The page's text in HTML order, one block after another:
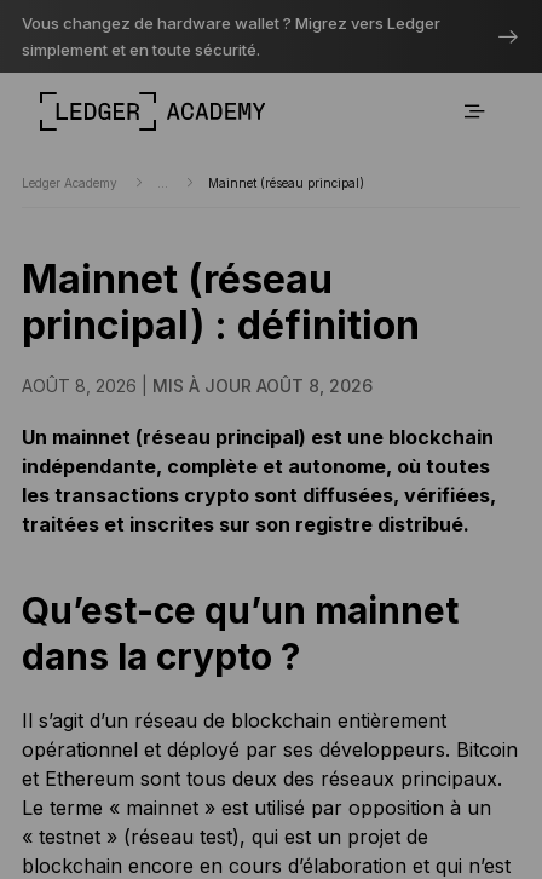
Vous changez de hardware wallet ? Migrez vers Ledger
simplement et en toute sécurité.
Ledger Academy Mainnet (réseau principal)
Mainnet (réseau
principal) : définition
AOÛT 8, 2026 | MIS À JOUR AOÛT 8, 2026
Un mainnet (réseau principal) est une blockchain
indépendante, complète et autonome, où toutes
les transactions crypto sont diffusées, vérifiées,
traitées et inscrites sur son registre distribué.
Qu’est-ce qu’un mainnet
dans la crypto ?
Il s’agit d’un réseau de blockchain entièrement
opérationnel et déployé par ses développeurs. Bitcoin
et Ethereum sont tous deux des réseaux principaux.
Le terme « mainnet » est utilisé par opposition à un
« testnet » (réseau test), qui est un projet de
blockchain encore en cours d’élaboration et qui n’est